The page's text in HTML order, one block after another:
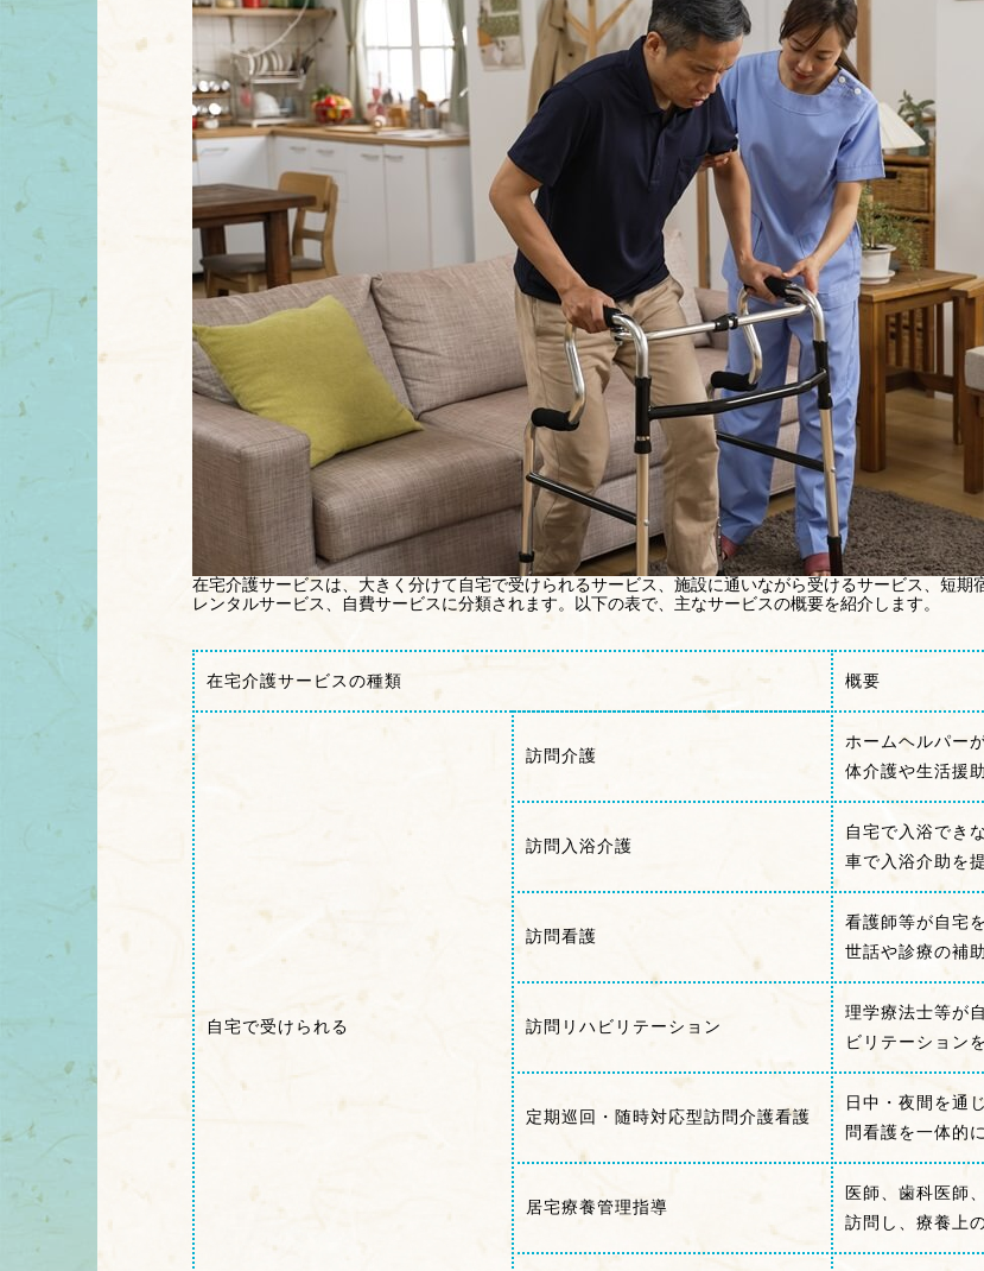
在宅介護サービスは、大きく分けて自宅で受けられるサービス、施設に通いながら受けるサービス、短期
レンタルサービス、自費サービスに分類されます。以下の表で、主なサービスの概要を紹介します。
在宅介護サービスの種類 概要
自宅で受けられる
訪問介護
ホームヘルパー
体介護や生活援
訪問入浴介護
自宅で入浴でき
車で入浴介助を
訪問看護
看護師等が自宅
世話や診療の補
訪問リハビリテーション
理学療法士等が
ビリテーション
定期巡回・随時対応型訪問介護看護
日中・夜間を通
問看護を一体的
居宅療養管理指導
医師、歯科医師
訪問し、療養上